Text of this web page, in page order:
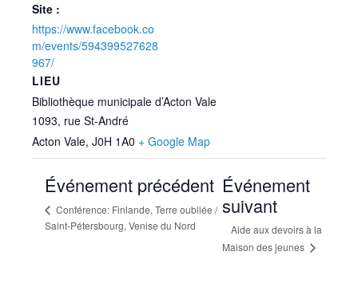
Site :
https://www.facebook.co
m/events/594399527628
967/
LIEU
Bibliothèque municipale d’Acton Vale
1093, rue St-André
Acton Vale, J0H 1A0 + Google Map
Événement précédent
Conférence: Finlande, Terre oubliée /
Saint-Pétersbourg, Venise du Nord
Événement
suivant
Aide aux devoirs à la
Maison des jeunes